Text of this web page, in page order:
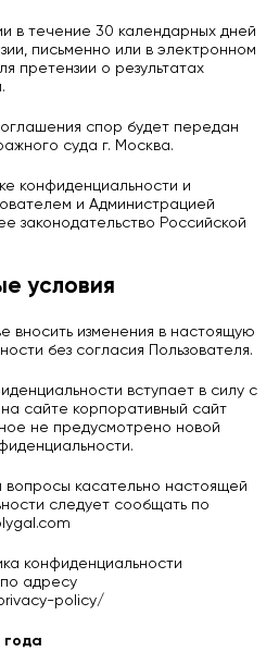
в течение 30 календарных дней
письменно или в электронном
претензии о результатах
спор будет передан
суда г. Москва.
конфиденциальности и
и Администрацией
законодательство Российской
условия
вносить изменения в настоящую
без согласия Пользователя.
вступает в силу с
сайте корпоративный сайт
не предусмотрено новой
вопросы касательно настоящей
следует сообщать по
конфиденциальности
адресу
policy/
года